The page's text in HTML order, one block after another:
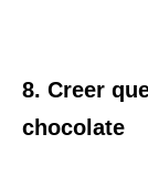
8. Creer
chocolate